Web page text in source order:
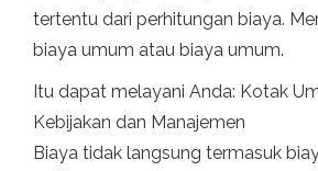
tertentu dari perhitungan biaya.
biaya umum atau biaya umum.
Itu dapat melayani Anda: Kotak
Kebijakan dan Manajemen
Biaya tidak langsung termasuk